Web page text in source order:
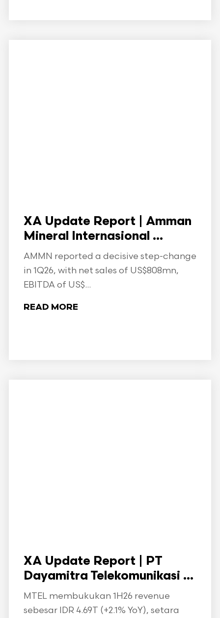
XA Update Report | Amman
Mineral Internasional ...
AMMN reported a decisive step-change
in 1Q26, with net sales of US$808mn,
EBITDA of US$...
READ MORE
XA Update Report | PT
Dayamitra Telekomunikasi ...
MTEL membukukan 1H26 revenue
sebesar IDR 4.69T (+2.1% YoY), setara